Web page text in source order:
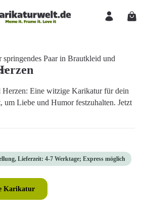
Eine witzige Karikatur für dein
um Liebe und Humor festzuhalten. Jetzt
Lieferzeit: 4-7 Werktage; Express möglich
Karikatur